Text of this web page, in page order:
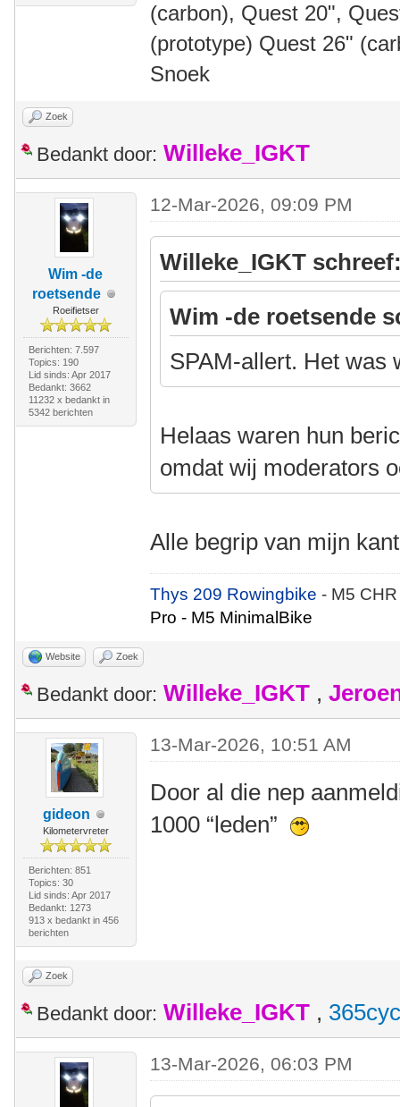
(carbon), Quest 20",
(prototype) Quest 26"
Snoek
Zoek
Bedankt door: Willeke_IGKT
Wim -de
roetsende
Roeifietser
Berichten: 7.597
Topics: 190
Lid sinds: Apr 2017
Bedankt: 3662
11232 x bedankt in
5342 berichten
12-Mar-2026, 09:09 PM
Willeke_IGKT
Wim -de roetsende
SPAM-allert. Het was
Helaas waren hun
omdat wij moderators
Alle begrip van mijn
Thys 209 Rowingbike- M5
Pro - M5 MinimalBike
Website Zoek
Bedankt door: Willeke_IGKT ,
gideon
Kilometervreter
Berichten: 851
Topics: 30
Lid sinds: Apr 2017
Bedankt: 1273
913 x bedankt in 456
berichten
13-Mar-2026, 10:51 AM
Door al die nep
1000 “leden”
Zoek
Bedankt door: Willeke_IGKT ,
13-Mar-2026, 06:03 PM